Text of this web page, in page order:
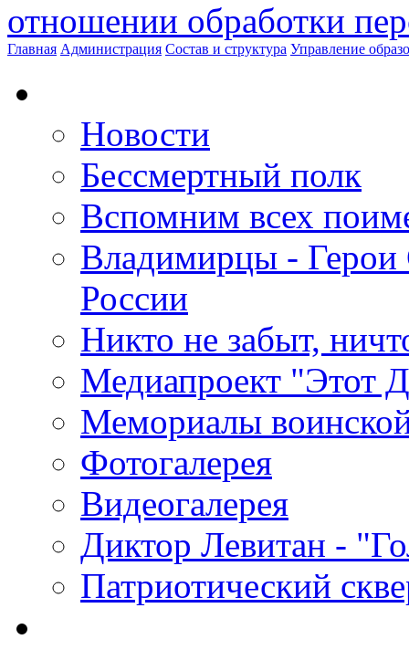
отношении обработки
Главная Администрация Состав и структура Управление
Новости
Бессмертный полк
Вспомним всех
Владимирцы - Герои
России
Никто не забыт,
Медиапроект "Этот
Мемориалы
Фотогалерея
Видеогалерея
Диктор Левитан -
Патриотический